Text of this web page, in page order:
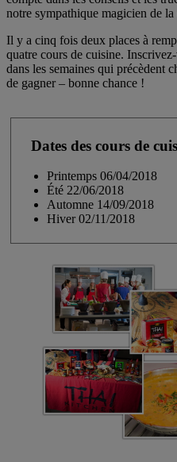
notre sympathique magicien de
Il y a cinq fois deux places à
quatre cours de cuisine.
dans les semaines qui précèdent
de gagner – bonne chance !
Dates des cours de
Printemps 06/04/2018
Été 22/06/2018
Automne 14/09/2018
Hiver 02/11/2018